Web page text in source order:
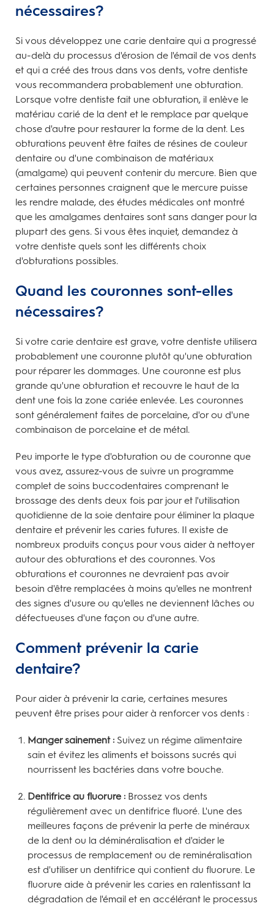
nécessaires?
Si vous développez une carie dentaire qui a progressé
au-delà du processus d'érosion de l'émail de vos dents
et qui a créé des trous dans vos dents, votre dentiste
vous recommandera probablement une obturation.
Lorsque votre dentiste fait une obturation, il enlève le
matériau carié de la dent et le remplace par quelque
chose d'autre pour restaurer la forme de la dent. Les
obturations peuvent être faites de résines de couleur
dentaire ou d'une combinaison de matériaux
(amalgame) qui peuvent contenir du mercure. Bien que
certaines personnes craignent que le mercure puisse
les rendre malade, des études médicales ont montré
que les amalgames dentaires sont sans danger pour la
plupart des gens. Si vous êtes inquiet, demandez à
votre dentiste quels sont les différents choix
d'obturations possibles.
Quand les couronnes sont-elles
nécessaires?
Si votre carie dentaire est grave, votre dentiste utilisera
probablement une couronne plutôt qu'une obturation
pour réparer les dommages. Une couronne est plus
grande qu'une obturation et recouvre le haut de la
dent une fois la zone cariée enlevée. Les couronnes
sont généralement faites de porcelaine, d'or ou d'une
combinaison de porcelaine et de métal.
Peu importe le type d'obturation ou de couronne que
vous avez, assurez-vous de suivre un programme
complet de soins buccodentaires comprenant le
brossage des dents deux fois par jour et l'utilisation
quotidienne de la soie dentaire pour éliminer la plaque
dentaire et prévenir les caries futures. Il existe de
nombreux produits conçus pour vous aider à nettoyer
autour des obturations et des couronnes. Vos
obturations et couronnes ne devraient pas avoir
besoin d'être remplacées à moins qu'elles ne montrent
des signes d'usure ou qu'elles ne deviennent lâches ou
défectueuses d'une façon ou d'une autre.
Comment prévenir la carie
dentaire?
Pour aider à prévenir la carie, certaines mesures
peuvent être prises pour aider à renforcer vos dents :
Manger sainement : Suivez un régime alimentaire
sain et évitez les aliments et boissons sucrés qui
nourrissent les bactéries dans votre bouche.
Dentifrice au fluorure : Brossez vos dents
régulièrement avec un dentifrice fluoré. L'une des
meilleures façons de prévenir la perte de minéraux
de la dent ou la déminéralisation et d'aider le
processus de remplacement ou de reminéralisation
est d'utiliser un dentifrice qui contient du fluorure. Le
fluorure aide à prévenir les caries en ralentissant la
dégradation de l'émail et en accélérant le processus